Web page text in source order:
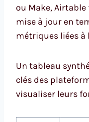
ou Make,
mise à jour en
métriques liées à
Un tableau
clés des
visualiser leurs